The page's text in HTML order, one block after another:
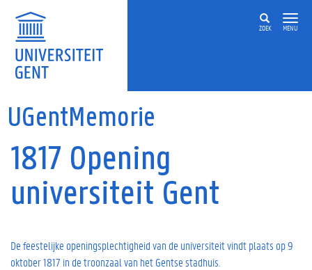
ZOEK MENU
UGentMemorie
1817 Opening
universiteit Gent
De feestelijke openingsplechtigheid van de universiteit vindt plaats op 9
oktober 1817 in de troonzaal van het Gentse stadhuis.